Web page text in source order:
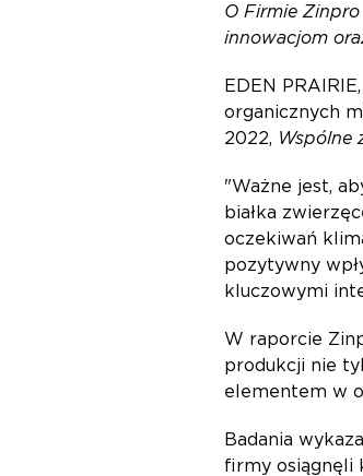
O Firmie
innowacjom
EDEN
organicznych
2022, Wspólne
"Ważne jest,
białka
oczekiwań
pozytywny
kluczowymi
W raporcie
produkcji nie
elementem w
Badania
firmy osiągnęli